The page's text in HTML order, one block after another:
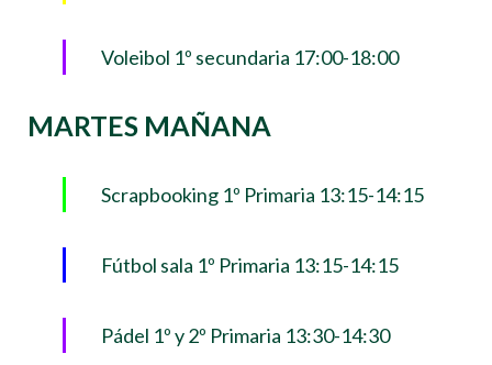
Voleibol 1º secundaria 17:00-18:00
MARTES MAÑANA
Scrapbooking 1º Primaria 13:15-14:15
Fútbol sala 1º Primaria 13:15-14:15
Pádel 1º y 2º Primaria 13:30-14:30